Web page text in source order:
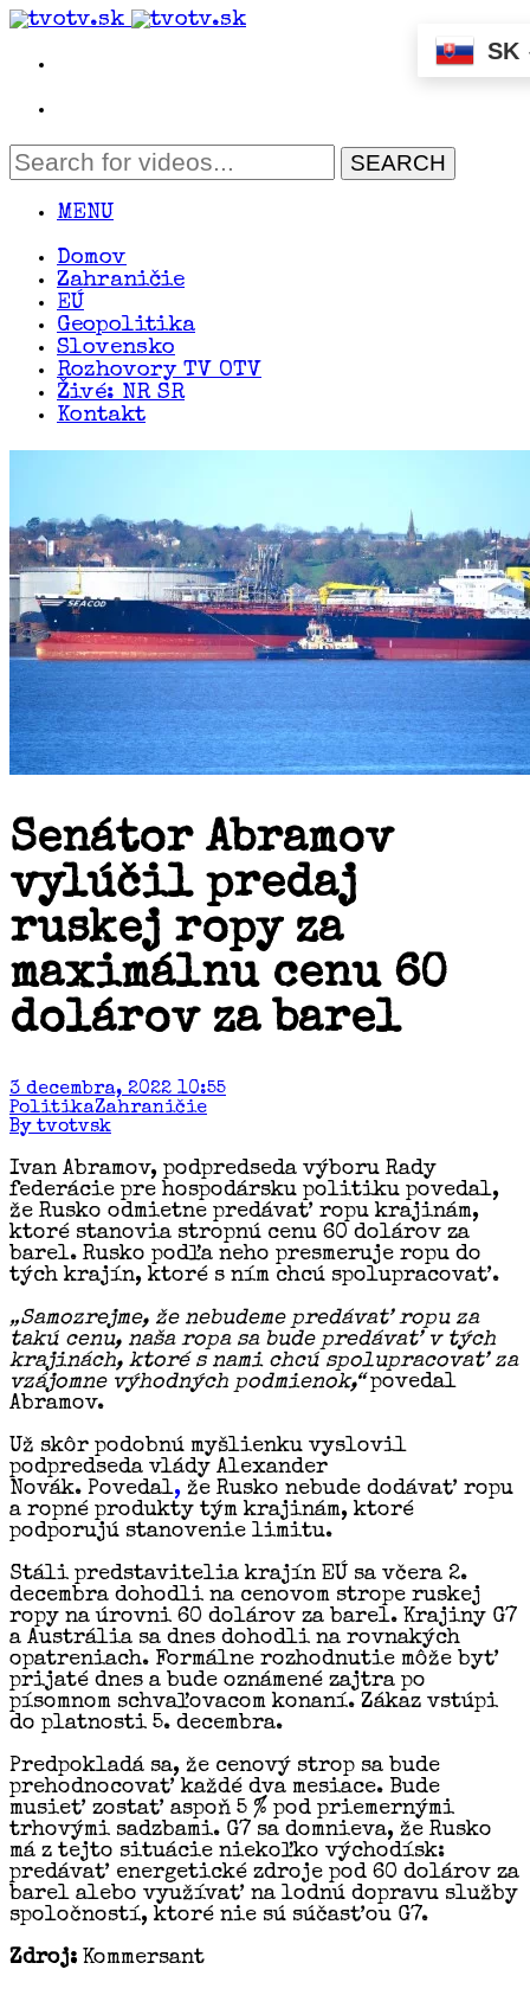
MENU
Domov
Zahraničie
EÚ
Geopolitika
Slovensko
Rozhovory TV OTV
Živé: NR SR
Kontakt
Senátor Abramov
vylúčil predaj
ruskej ropy za
maximálnu cenu 60
dolárov za barel
3 decembra, 2022 10:55
PolitikaZahraničie
By tvotvsk
Ivan Abramov, podpredseda výboru Rady
federácie pre hospodársku politiku povedal,
že Rusko odmietne predávať ropu krajinám,
ktoré stanovia stropnú cenu 60 dolárov za
barel. Rusko podľa neho presmeruje ropu do
tých krajín, ktoré s ním chcú spolupracovať.
„Samozrejme, že nebudeme predávať ropu za
takú cenu, naša ropa sa bude predávať v tých
krajinách, ktoré s nami chcú spolupracovať za
vzájomne výhodných podmienok,“povedal
Abramov.
Už skôr podobnú myšlienku vyslovil
podpredseda vlády Alexander
Novák. Povedal, že Rusko nebude dodávať ropu
a ropné produkty tým krajinám, ktoré
podporujú stanovenie limitu.
Stáli predstavitelia krajín EÚ sa včera 2.
decembra dohodli na cenovom strope ruskej
ropy na úrovni 60 dolárov za barel. Krajiny G7
a Austrália sa dnes dohodli na rovnakých
opatreniach. Formálne rozhodnutie môže byť
prijaté dnes a bude oznámené zajtra po
písomnom schvaľovacom konaní. Zákaz vstúpi
do platnosti 5. decembra.
Predpokladá sa, že cenový strop sa bude
prehodnocovať každé dva mesiace. Bude
musieť zostať aspoň 5 % pod priemernými
trhovými sadzbami. G7 sa domnieva, že Rusko
má z tejto situácie niekoľko východísk:
predávať energetické zdroje pod 60 dolárov za
barel alebo využívať na lodnú dopravu služby
spoločností, ktoré nie sú súčasťou G7.
Zdroj: Kommersant
SK